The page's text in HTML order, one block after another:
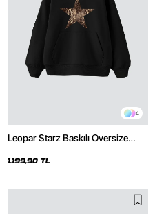
4
Leopar Starz Baskılı Oversize
1.199,90 TL